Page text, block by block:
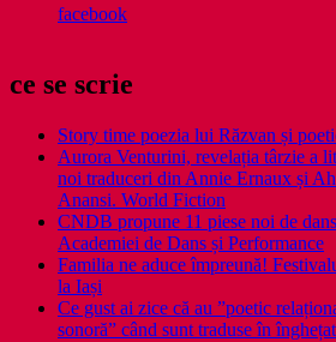
facebook
ce se scrie
Story time poezia lui Răzvan și
Aurora Venturini, revelația târzie a
noi traduceri din Annie Ernaux și
Anansi. World Fiction
CNDB propune 11 piese noi de
Academiei de Dans și Performance
Familia ne aduce împreună!
la Iași
Ce gust ai zice că au ”poetic
sonoră” când sunt traduse în